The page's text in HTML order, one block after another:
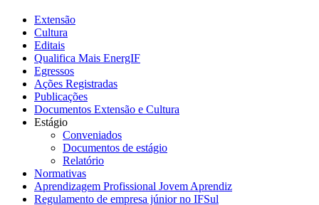
Extensão
Cultura
Editais
Qualifica Mais EnergIF
Egressos
Ações Registradas
Publicações
Documentos Extensão e Cultura
Estágio
Conveniados
Documentos de estágio
Relatório
Normativas
Aprendizagem Profissional Jovem Aprendiz
Regulamento de empresa júnior no IFSul